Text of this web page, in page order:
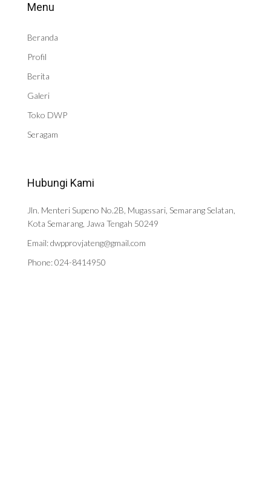
Menu
Beranda
Profil
Berita
Galeri
Toko DWP
Seragam
Hubungi Kami
Jln. Menteri Supeno No.2B, Mugassari, Semarang Selatan,
Kota Semarang, Jawa Tengah 50249
Email: dwpprovjateng@gmail.com
Phone: 024-8414950